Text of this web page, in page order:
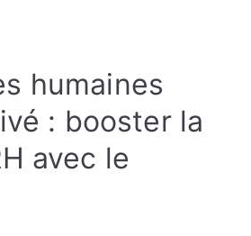
humaines
: booster la
avec le